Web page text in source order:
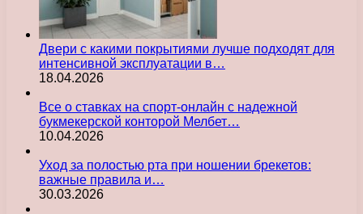
Двери с какими покрытиями лучше подходят для
интенсивной эксплуатации в…
18.04.2026
Все о ставках на спорт-онлайн с надежной
букмекерской конторой Мелбет…
10.04.2026
Уход за полостью рта при ношении брекетов:
важные правила и…
30.03.2026